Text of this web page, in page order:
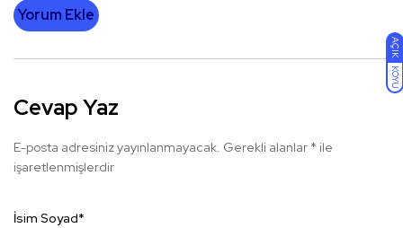
AÇIK
KOYU
Yorum Ekle
Cevap Yaz
E-posta adresiniz yayınlanmayacak. Gerekli alanlar * ile
işaretlenmişlerdir
İsim Soyad*